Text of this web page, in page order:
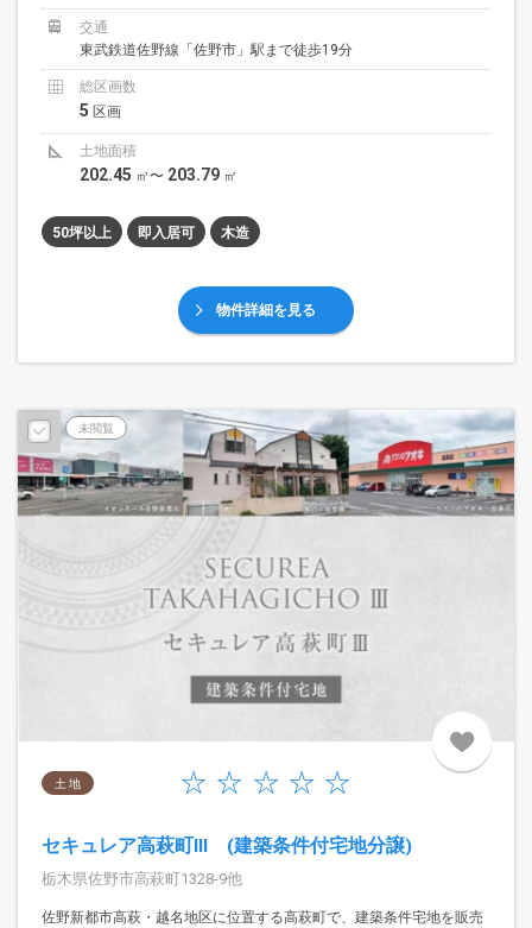
交通
東武鉄道佐野線「佐野市」駅まで徒歩19分
総区画数
5 区画
土地面積
202.45 ㎡〜 203.79 ㎡
50坪以上 即入居可 木造
物件詳細を見る
未閲覧
土 地
セキュレア高萩町III (建築条件付宅地分譲)
栃木県佐野市高萩町1328-9他
佐野新都市高萩・越名地区に位置する高萩町で、建築条件宅地を販売